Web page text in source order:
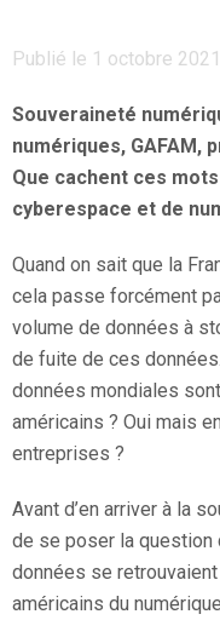
Publié le 1 octobre 2021
Souveraineté
numériques, GAFAM,
Que cachent ces
cyberespace et de
Quand on sait que la
cela passe forcément
volume de données à
de fuite de ces
données mondiales
américains ? Oui mais
entreprises ?
Avant d’en arriver à la
de se poser la question
données se
américains du